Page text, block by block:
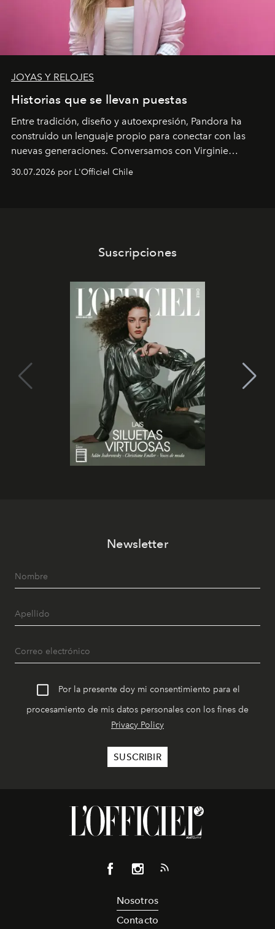
JOYAS Y RELOJES
Historias que se llevan puestas
Entre tradición, diseño y autoexpresión, Pandora ha
construido un lenguaje propio para conectar con las
nuevas generaciones. Conversamos con Virginie
Dubray, la responsable de marketing para
Latinoamérica, sobre identidad, cultura y el valor
30.07.2026 por L'Officiel Chile
Suscripciones
Newsletter
Por la presente doy mi consentimiento para el
procesamiento de mis datos personales con los fines de
Privacy Policy
Nosotros
Contacto